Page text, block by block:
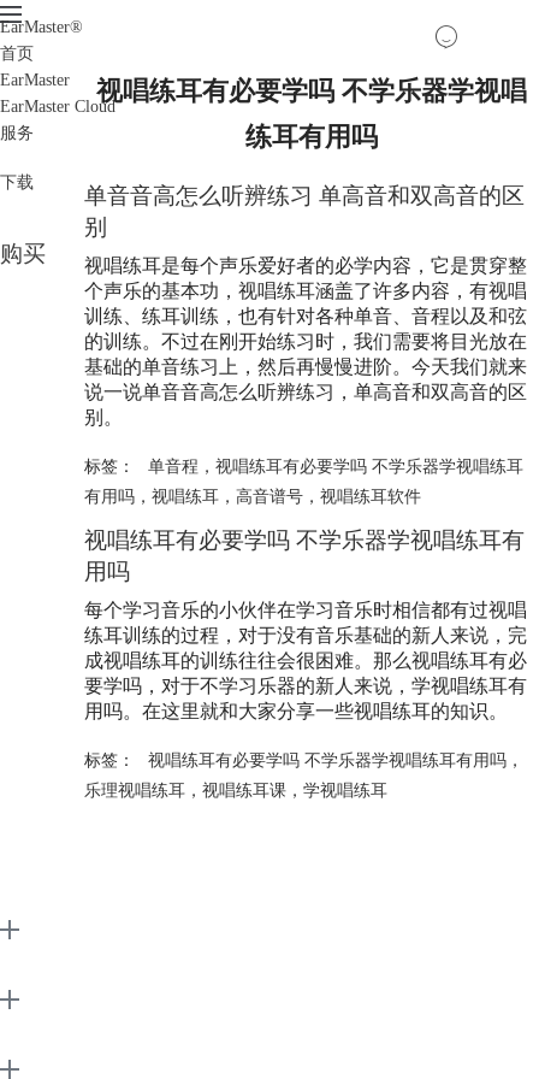
EarMaster®
首页
EarMaster
EarMaster Cloud
服务
下载
购买
视唱练耳有必要学吗 不学乐器学视唱
练耳有用吗
单音音高怎么听辨练习 单高音和双高音的区
别
视唱练耳是每个声乐爱好者的必学内容，它是贯穿整
个声乐的基本功，视唱练耳涵盖了许多内容，有视唱
训练、练耳训练，也有针对各种单音、音程以及和弦
的训练。不过在刚开始练习时，我们需要将目光放在
基础的单音练习上，然后再慢慢进阶。今天我们就来
说一说单音音高怎么听辨练习，单高音和双高音的区
别。
标签： 单音程 ， 视唱练耳有必要学吗 不学乐器学视唱练耳
有用吗 ， 视唱练耳 ， 高音谱号 ， 视唱练耳软件
视唱练耳有必要学吗 不学乐器学视唱练耳有
用吗
每个学习音乐的小伙伴在学习音乐时相信都有过视唱
练耳训练的过程，对于没有音乐基础的新人来说，完
成视唱练耳的训练往往会很困难。那么视唱练耳有必
要学吗，对于不学习乐器的新人来说，学视唱练耳有
用吗。在这里就和大家分享一些视唱练耳的知识。
标签： 视唱练耳有必要学吗 不学乐器学视唱练耳有用吗，
乐理视唱练耳 ， 视唱练耳课 ， 学视唱练耳